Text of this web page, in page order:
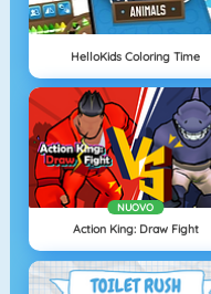
HelloKids Coloring Time
NUOVO
Action King: Draw Fight